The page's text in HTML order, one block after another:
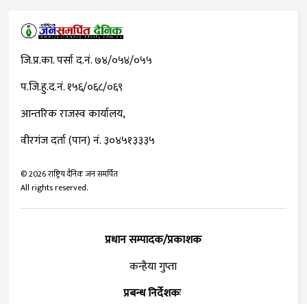
जि.प्र.का. पर्सा द.नं. ७४/०५४/०५५
प.जि.हु.द.नं. १५६/०६८/०६९
आन्तरिक राजस्व कार्यालय,
वीरगंज दर्ता (पान) नं. ३०४५१३३३५
©2026राष्ट्रिय दैनिक जन समर्पित
All rights reserved.
प्रधान सम्पादक/प्रकाशक
कन्हैया गुप्ता
प्रबन्ध निर्देशकः